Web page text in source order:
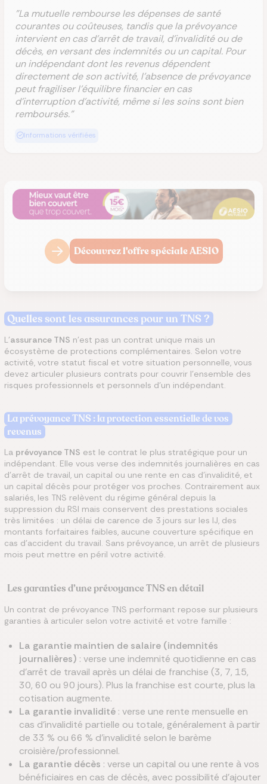
"La mutuelle rembourse les dépenses de santé
courantes ou coûteuses, tandis que la prévoyance
intervient en cas d’arrêt de travail, d’invalidité ou de
décès, en versant des indemnités ou un capital. Pour
un indépendant dont les revenus dépendent
directement de son activité, l’absence de prévoyance
peut fragiliser l’équilibre financier en cas
d’interruption d’activité, même si les soins sont bien
remboursés."
Informations vérifiées
Découvrez l'offre spéciale AESIO
Quelles sont les assurances pour un TNS ?
L’assurance TNS n’est pas un contrat unique mais un
écosystème de protections complémentaires. Selon votre
activité, votre statut fiscal et votre situation personnelle, vous
devez articuler plusieurs contrats pour couvrir l’ensemble des
risques professionnels et personnels d’un indépendant.
La prévoyance TNS : la protection essentielle de vos
revenus
La prévoyance TNS est le contrat le plus stratégique pour un
indépendant. Elle vous verse des indemnités journalières en cas
d’arrêt de travail, un capital ou une rente en cas d’invalidité, et
un capital décès pour protéger vos proches. Contrairement aux
salariés, les TNS relèvent du régime général depuis la
suppression du RSI mais conservent des prestations sociales
très limitées : un délai de carence de 3 jours sur les IJ, des
montants forfaitaires faibles, aucune couverture spécifique en
cas d’accident du travail. Sans prévoyance, un arrêt de plusieurs
mois peut mettre en péril votre activité.
Les garanties d’une prévoyance TNS en détail
Un contrat de prévoyance TNS performant repose sur plusieurs
garanties à articuler selon votre activité et votre famille :
La garantie maintien de salaire (indemnités
journalières) : verse une indemnité quotidienne en cas
d’arrêt de travail après un délai de franchise (3, 7, 15,
30, 60 ou 90 jours). Plus la franchise est courte, plus la
cotisation augmente.
La garantie invalidité: verse une rente mensuelle en
cas d’invalidité partielle ou totale, généralement à partir
de 33 % ou 66 % d’invalidité selon le barème
croisière/professionnel.
La garantie décès : verse un capital ou une rente à vos
bénéficiaires en cas de décès, avec possibilité d’ajouter